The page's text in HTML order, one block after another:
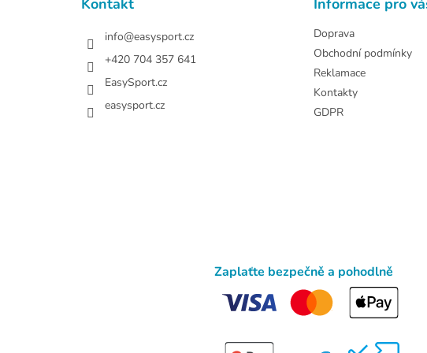
info@easysport.cz
+420 704 357 641
EasySport.cz
easysport.cz
Doprava
Obchodní podmínky
Reklamace
Kontakty
GDPR
Zaplaťte bezpečně a pohodlně